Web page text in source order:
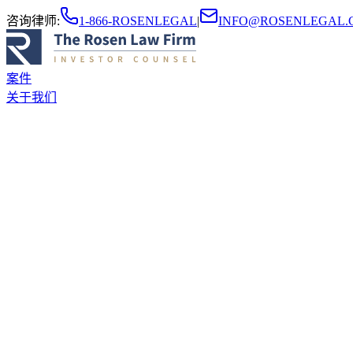
咨询律师: 1-866-ROSENLEGAL|
案件
关于我们